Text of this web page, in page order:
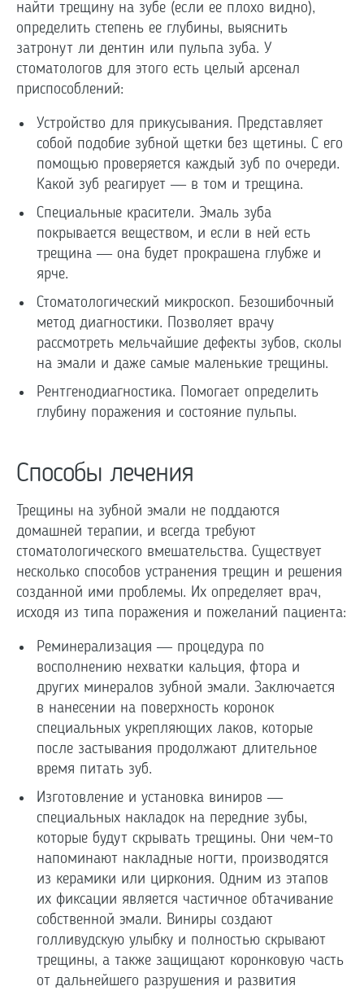
найти трещину на зубе (если ее плохо видно),
определить степень ее глубины, выяснить
затронут ли дентин или пульпа зуба. У
стоматологов для этого есть целый арсенал
приспособлений:
Устройство для прикусывания. Представляет
собой подобие зубной щетки без щетины. С его
помощью проверяется каждый зуб по очереди.
Какой зуб реагирует — в том и трещина.
Специальные красители. Эмаль зуба
покрывается веществом, и если в ней есть
трещина — она будет прокрашена глубже и
ярче.
Стоматологический микроскоп. Безошибочный
метод диагностики. Позволяет врачу
рассмотреть мельчайшие дефекты зубов, сколы
на эмали и даже самые маленькие трещины.
Рентгенодиагностика. Помогает определить
глубину поражения и состояние пульпы.
Способы лечения
Трещины на зубной эмали не поддаются
домашней терапии, и всегда требуют
стоматологического вмешательства. Существует
несколько способов устранения трещин и решения
созданной ими проблемы. Их определяет врач,
исходя из типа поражения и пожеланий пациента:
Реминерализация — процедура по
восполнению нехватки кальция, фтора и
других минералов зубной эмали. Заключается
в нанесении на поверхность коронок
специальных укрепляющих лаков, которые
после застывания продолжают длительное
время питать зуб.
Изготовление и установка виниров —
специальных накладок на передние зубы,
которые будут скрывать трещины. Они чем-то
напоминают накладные ногти, производятся
из керамики или циркония. Одним из этапов
их фиксации является частичное обтачивание
собственной эмали. Виниры создают
голливудскую улыбку и полностью скрывают
трещины, а также защищают коронковую часть
от дальнейшего разрушения и развития